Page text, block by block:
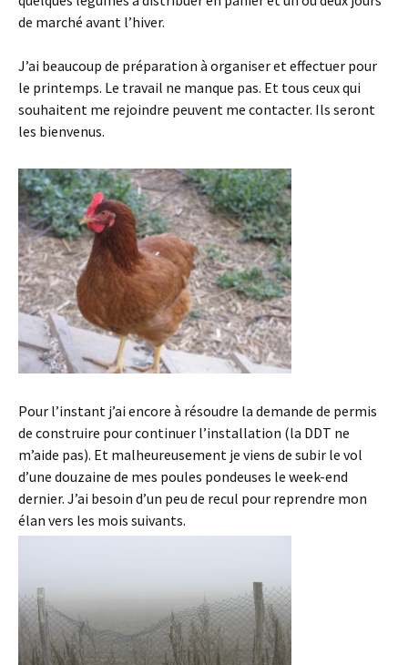
de marché avant l’hiver.
J’ai beaucoup de préparation à organiser et effectuer pour
le printemps. Le travail ne manque pas. Et tous ceux qui
souhaitent me rejoindre peuvent me contacter. Ils seront
les bienvenus.
Pour l’instant j’ai encore à résoudre la demande de permis
de construire pour continuer l’installation (la DDT ne
m’aide pas). Et malheureusement je viens de subir le vol
d’une douzaine de mes poules pondeuses le week-end
dernier. J’ai besoin d’un peu de recul pour reprendre mon
élan vers les mois suivants.